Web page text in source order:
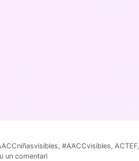
, #AACCvisibles, ACTEF,
un comentari